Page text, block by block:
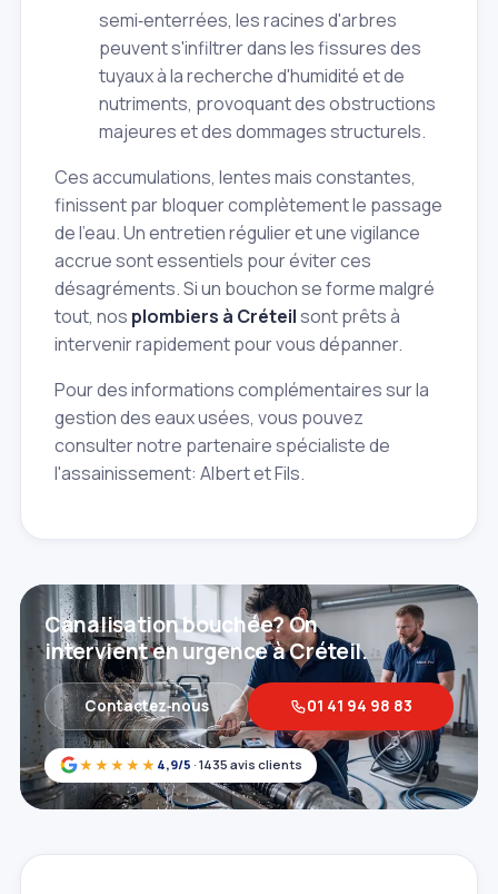
semi‑enterrées, les racines d'arbres
peuvent s'infiltrer dans les fissures des
tuyaux à la recherche d'humidité et de
nutriments, provoquant des obstructions
majeures et des dommages structurels.
Ces accumulations, lentes mais constantes,
finissent par bloquer complètement le passage
de l'eau. Un entretien régulier et une vigilance
accrue sont essentiels pour éviter ces
désagréments. Si un bouchon se forme malgré
tout, nos plombiers à Créteilsont prêts à
intervenir rapidement pour vous dépanner.
Pour des informations complémentaires sur la
gestion des eaux usées, vous pouvez
consulter notre partenaire spécialiste de
l'assainissement: Albert et Fils.
★★★★★ 4,9/5 · 1435 avis clients
Canalisation bouchée? On
intervient en urgence à Créteil.
Contactez‑nous 01 41 94 98 83